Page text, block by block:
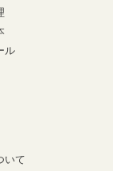
ル
いて